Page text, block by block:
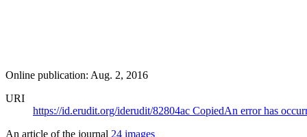
Online publication: Aug. 2, 2016
URI
https://id.erudit.org/iderudit/82804ac CopiedAn error has
An article of the journal 24 images